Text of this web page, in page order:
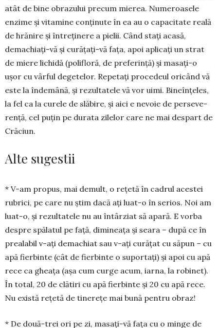
atât de bine obrazului precum mierea. Nume­roa­sele
enzime și vitamine conținute în ea au o capacitate reală
de hrănire și întreținere a pielii. Când stați acasă,
demachiați-vă și curățați-vă fa­ța, apoi aplicați un strat
de mie­re li­chidă (poli­floră, de pre­fe­rință) și masați-o
ușor cu vârful de­getelor. Repetați pro­cedeul oricând vă
este la îndemână, și rezultatele vă vor uimi. Bineînțeles,
la fel ca la cu­rele de slăbire, și aici e ne­voie de per­seve­
rență, cel puțin pe durata zilelor care ne mai despart de
Cră­ciun.
Alte sugestii
* V-am propus, mai demult, o rețetă în cadrul acestei
rubrici, pe care nu știm dacă ați luat-o în serios. Noi am
luat-o, și rezultatele nu au întârziat să apară. E vorba
despre spălatul pe față, dimineața și seara – după ce în
prealabil v-ați de­machiat sau v-ați cu­rățat cu săpun – cu
apă fierbinte (cât de fierbinte o supor­tați) și apoi cu apă
rece ca gheața (așa cum curge acum, iarna, la robinet).
În total, 20 de clă­tiri cu apă fierbinte și 20 cu apă rece.
Nu există rețetă de tinerețe mai bună pentru obraz!
* De două-trei ori pe zi, masați-vă fața cu o min­ge de